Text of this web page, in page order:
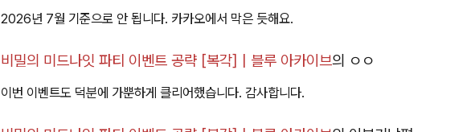
2026년 7월 기준으로 안 됩니다. 카카오에서 막은 듯해요.
비밀의 미드나잇 파티 이벤트 공략 [복각] | 블루 아카이브의 ㅇㅇ
이번 이벤트도 덕분에 가뿐하게 클리어했습니다. 감사합니다.